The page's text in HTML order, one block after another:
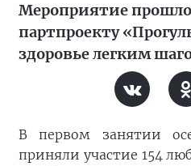
Мероприятие
партпроекту
здоровье легким
В первом занятии
приняли участие 154